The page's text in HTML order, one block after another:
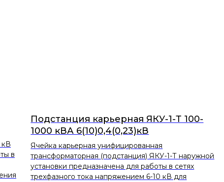
кВ
в
Подстанция карьерная ЯКУ-1-Т 100-
1000 кВА 6(10)0,4(0,23)кВ
Ячейка карьерная унифицированная
трансформаторная (подстанция) ЯКУ-1-Т наружной
установки предназначена для работы в сетях
трехфазного тока напряжением 6-10 кВ для